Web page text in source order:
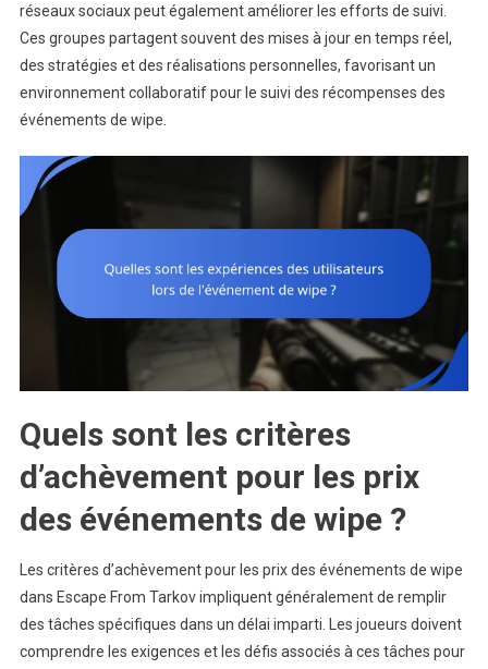
réseaux sociaux peut également améliorer les efforts de suivi.
Ces groupes partagent souvent des mises à jour en temps réel,
des stratégies et des réalisations personnelles, favorisant un
environnement collaboratif pour le suivi des récompenses des
événements de wipe.
Quels sont les critères
d’achèvement pour les prix
des événements de wipe ?
Les critères d’achèvement pour les prix des événements de wipe
dans Escape From Tarkov impliquent généralement de remplir
des tâches spécifiques dans un délai imparti. Les joueurs doivent
comprendre les exigences et les défis associés à ces tâches pour